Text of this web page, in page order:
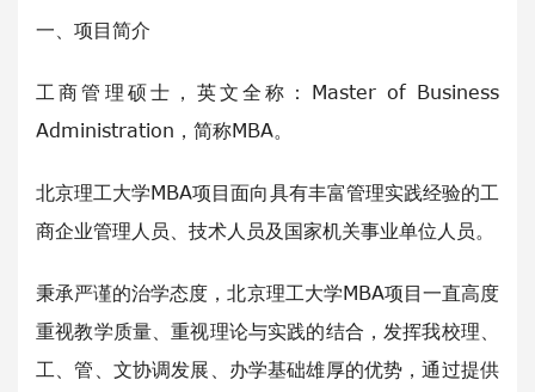
一、项目简介
工商管理硕士，英文全称：Master of Business
Administration，简称MBA。
北京理工大学MBA项目面向具有丰富管理实践经验的工
商企业管理人员、技术人员及国家机关事业单位人员。
秉承严谨的治学态度，北京理工大学MBA项目一直高度
重视教学质量、重视理论与实践的结合，发挥我校理、
工、管、文协调发展、办学基础雄厚的优势，通过提供